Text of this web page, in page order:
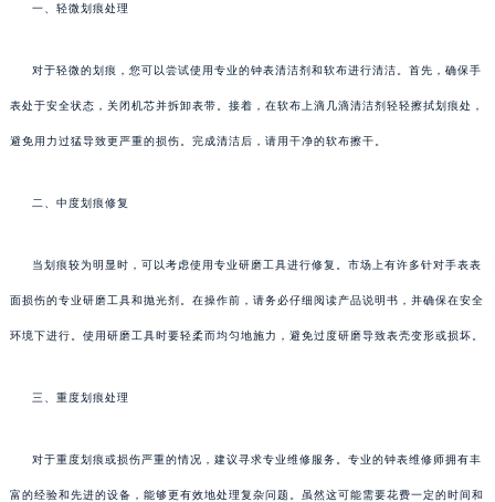
一、轻微划痕处理
对于轻微的划痕，您可以尝试使用专业的钟表清洁剂和软布进行清洁。首先，确保手
表处于安全状态，关闭机芯并拆卸表带。接着，在软布上滴几滴清洁剂轻轻擦拭划痕处，
避免用力过猛导致更严重的损伤。完成清洁后，请用干净的软布擦干。
二、中度划痕修复
当划痕较为明显时，可以考虑使用专业研磨工具进行修复。市场上有许多针对手表表
面损伤的专业研磨工具和抛光剂。在操作前，请务必仔细阅读产品说明书，并确保在安全
环境下进行。使用研磨工具时要轻柔而均匀地施力，避免过度研磨导致表壳变形或损坏。
三、重度划痕处理
对于重度划痕或损伤严重的情况，建议寻求专业维修服务。专业的钟表维修师拥有丰
富的经验和先进的设备，能够更有效地处理复杂问题。虽然这可能需要花费一定的时间和